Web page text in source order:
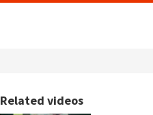
Related videos